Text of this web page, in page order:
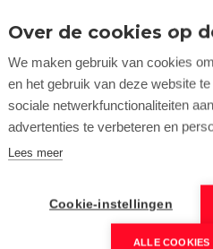
Over de cookies op
We maken gebruik van cookies
en het gebruik van deze website
sociale netwerkfunctionaliteiten
advertenties te verbeteren en
Lees meer
Cookie-instellingen
ALLE COOKIES